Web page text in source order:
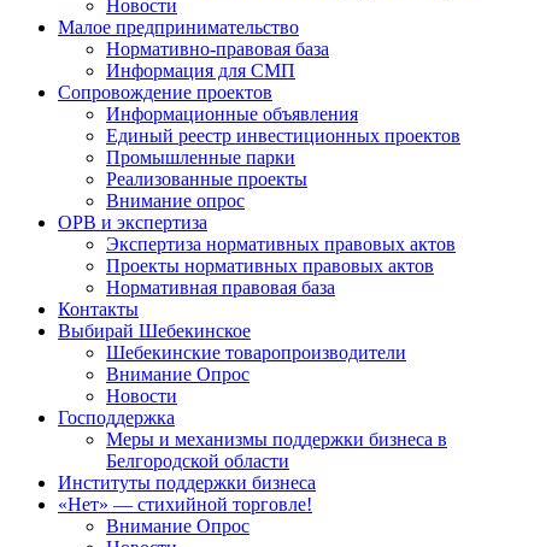
Новости
Малое предпринимательство
Нормативно-правовая база
Информация для СМП
Сопровождение проектов
Информационные объявления
Единый реестр инвестиционных проектов
Промышленные парки
Реализованные проекты
Внимание опрос
ОРВ и экспертиза
Экспертиза нормативных правовых актов
Проекты нормативных правовых актов
Нормативная правовая база
Контакты
Выбирай Шебекинское
Шебекинские товаропроизводители
Внимание Опрос
Новости
Господдержка
Меры и механизмы поддержки бизнеса в
Белгородской области
Институты поддержки бизнеса
«Нет» — стихийной торговле!
Внимание Опрос